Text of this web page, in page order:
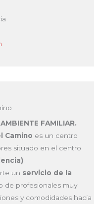
FAMILIAR.
Camino es un centro
situado en el centro
un servicio de la
de profesionales muy
y comodidades hacia